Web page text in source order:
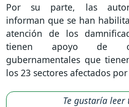
Por su parte, las
informan que se han
atención de los
tienen apoyo de
gubernamentales que
los 23 sectores afectados
Te gustaría leer